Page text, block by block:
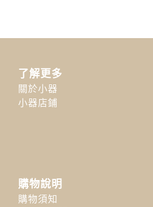
了解更多
關於小器
小器店鋪
購物說明
購物須知